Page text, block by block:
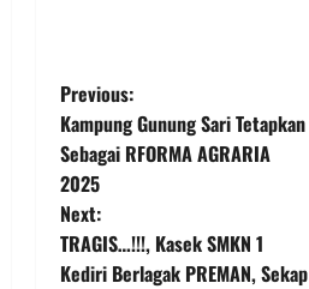
P
o
s
t
Previous:
Kampung Gunung Sari Tetapkan
Sebagai RFORMA AGRARIA
2025
Next:
TRAGIS…!!!, Kasek SMKN 1
Kediri Berlagak PREMAN, Sekap